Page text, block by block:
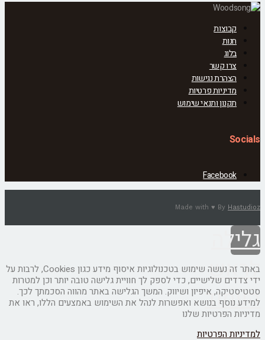
נגישות
פרטיות
ותנאי שימוש
Made with ♥ By
באתר זה נעשה שימוש בטכנולוגיות איסוף מידע כגון Cookies, לרבות על
שלישיים, כדי לספק לך חוויית גלישה טובה יותר וכן למטרות
איפיון ושיווק. המשך הגלישה באתר מהווה הסכמתך לכך.
בנושא ואפשרות לנהל את השימוש באמצעים הללו, ראו את
הפרטיות שלנו
הפרטיות